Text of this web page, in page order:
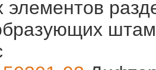
элементов